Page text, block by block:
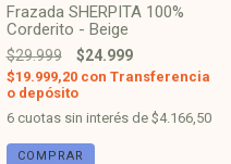
Frazada SHERPITA 100%
Corderito - Beige
$29.999 $24.999
$19.999,20 con Transferencia
o depósito
6 cuotas sin interés de $4.166,50
COMPRAR